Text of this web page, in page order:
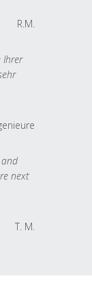
R.M.
Ihrer
and
next
T. M.